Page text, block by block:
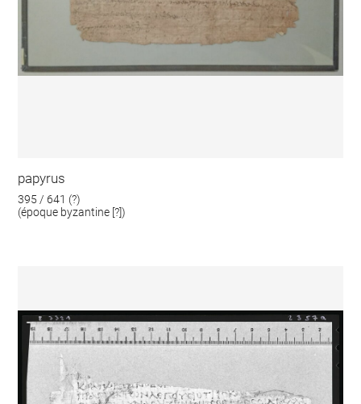
papyrus
395 / 641 (?)
(époque byzantine [?])